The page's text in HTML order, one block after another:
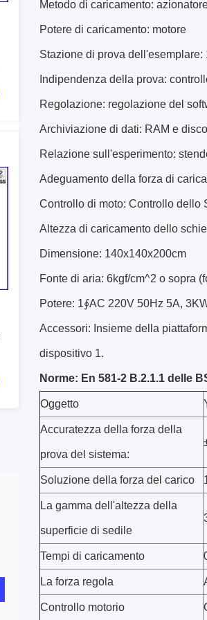
Metodo di caricamento:
Potere di caricamento: motore
Stazione di prova dell'esemplare:
Indipendenza della prova:
Regolazione: regolazione del
Archiviazione di dati: RAM e
Relazione sull'esperimento:
Adeguamento della forza di
Controllo di moto: Controllo dello
Altezza di caricamento dello
Dimensione: 140x140x200cm
Fonte di aria: 6kgf/cm^2 o sopra
Potere: 1∮AC 220V 50Hz 5A,
Accessori: Insieme della
dispositivo 1.
Norme: En 581-2 B.2.1.1 delle
Oggetto
Accuratezza della forza della
prova del sistema:
Soluzione della forza del carico
La gamma dell'altezza della
superficie di sedile
Tempi di caricamento
La forza regola
Controllo motorio